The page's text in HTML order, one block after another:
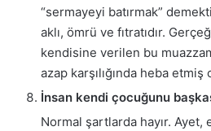
“sermayeyi batırmak”
aklı, ömrü ve fıtratıdır.
kendisine verilen bu
azap karşılığında heba etmiş
İnsan kendi çocuğunu
Normal şartlarda hayır. Ayet,